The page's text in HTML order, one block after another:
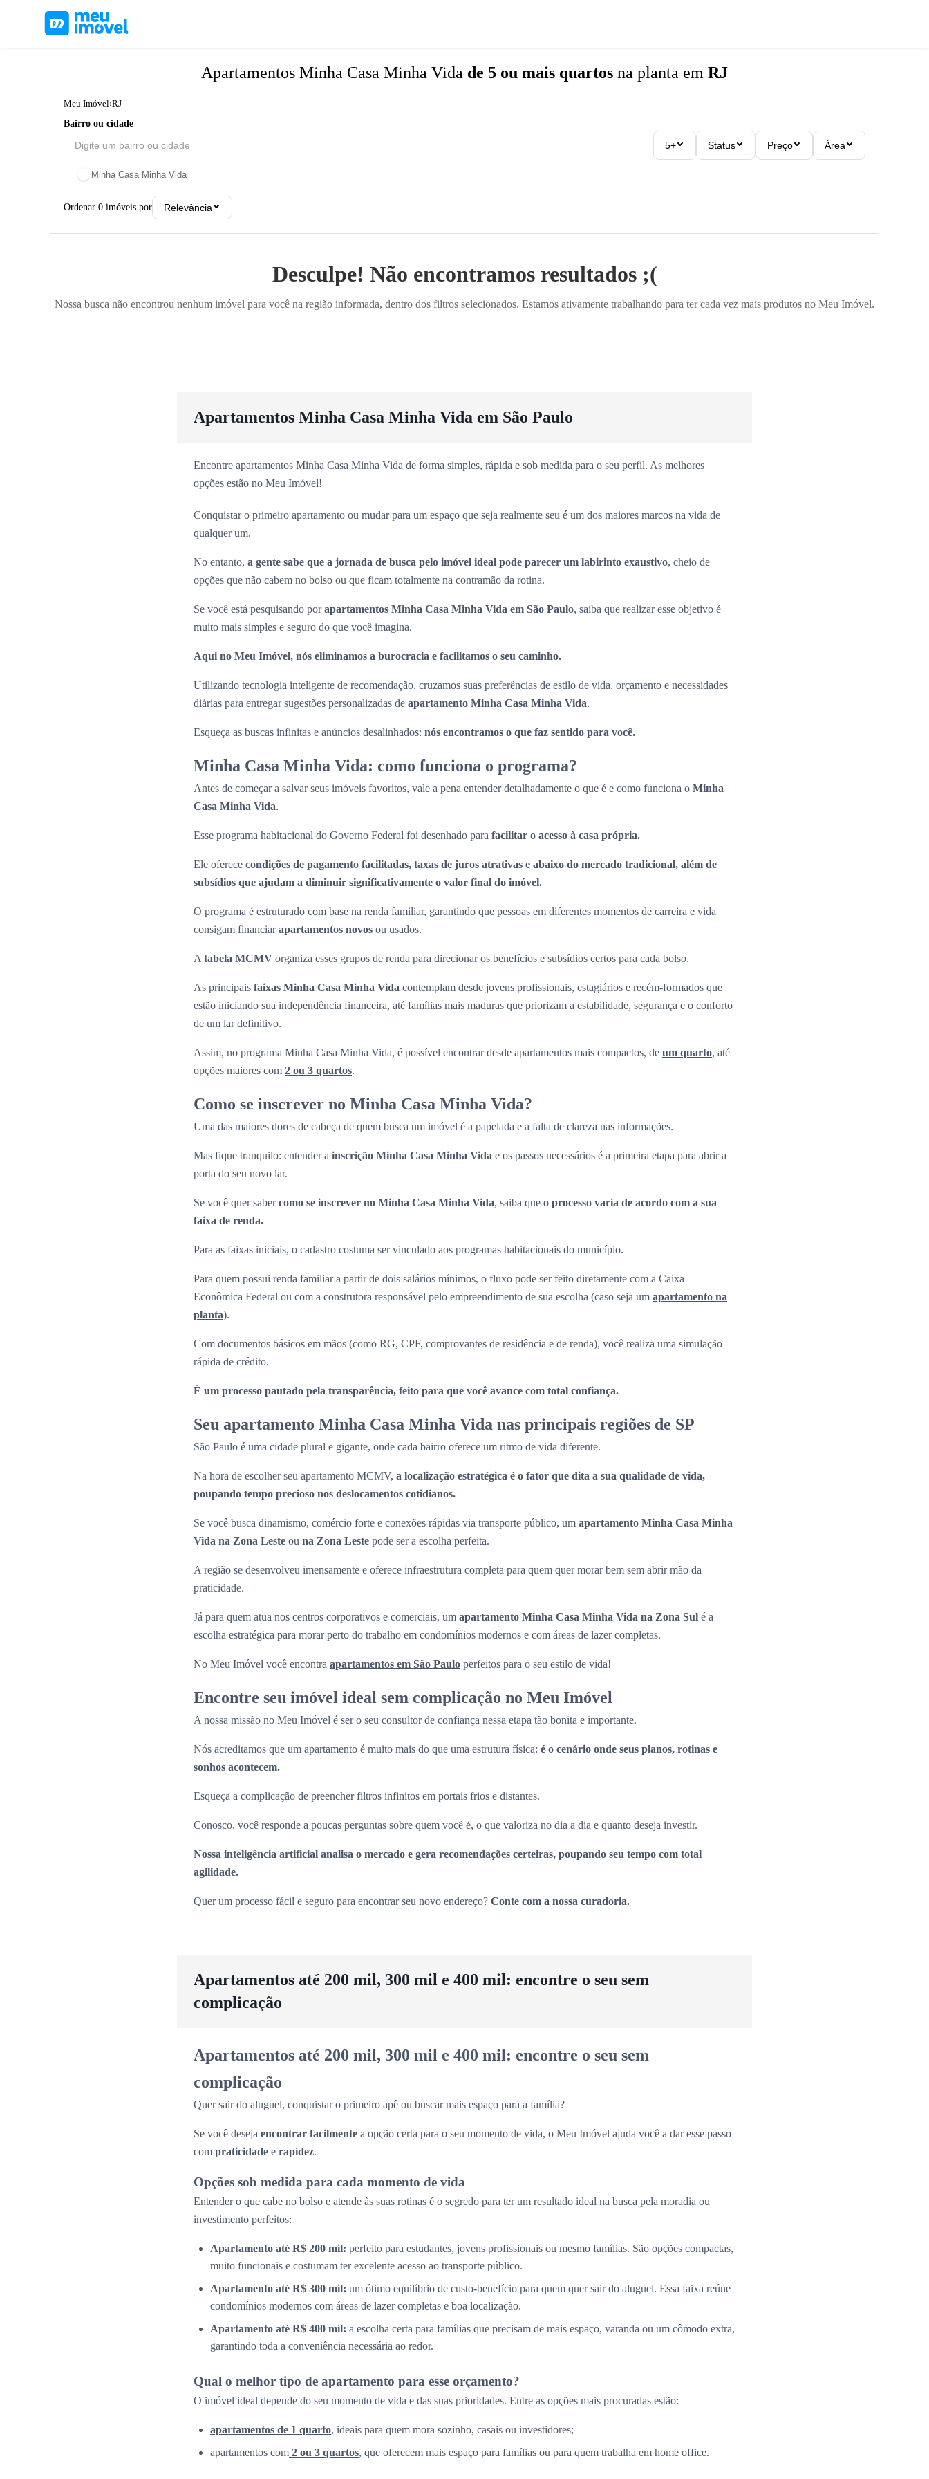
Apartamentos Minha Casa Minha Vida de 5 ou mais quartos na planta em RJ
Meu Imóvel›RJ
Bairro ou cidade
5+ Status Preço Área
Minha Casa Minha Vida
Ordenar 0 imóveis por Relevância
Desculpe! Não encontramos resultados ;(
Nossa busca não encontrou nenhum imóvel para você na região informada, dentro dos filtros selecionados. Estamos ativamente trabalhando para ter cada vez mais produtos no Meu Imóvel.
Apartamentos Minha Casa Minha Vida em São Paulo
Encontre apartamentos Minha Casa Minha Vida de forma simples, rápida e sob medida para o seu perfil. As melhores
opções estão no Meu Imóvel!
Conquistar o primeiro apartamento ou mudar para um espaço que seja realmente seu é um dos maiores marcos na vida de
qualquer um.
No entanto, a gente sabe que a jornada de busca pelo imóvel ideal pode parecer um labirinto exaustivo, cheio de
opções que não cabem no bolso ou que ficam totalmente na contramão da rotina.
Se você está pesquisando porapartamentos Minha Casa Minha Vida em São Paulo, saiba que realizar esse objetivo é
muito mais simples e seguro do que você imagina.
Aqui no Meu Imóvel, nós eliminamos a burocracia e facilitamos o seu caminho.
Utilizando tecnologia inteligente de recomendação, cruzamos suas preferências de estilo de vida, orçamento e necessidades
diárias para entregar sugestões personalizadas de apartamento Minha Casa Minha Vida.
Esqueça as buscas infinitas e anúncios desalinhados: nós encontramos o que faz sentido para você.
Minha Casa Minha Vida: como funciona o programa?
Antes de começar a salvar seus imóveis favoritos, vale a pena entender detalhadamente o que é e como funciona o Minha
Casa Minha Vida.
Esse programa habitacional do Governo Federal foi desenhado para facilitar o acesso à casa própria.
Ele oferece condições de pagamento facilitadas, taxas de juros atrativas e abaixo do mercado tradicional, além de
subsídios que ajudam a diminuir significativamente o valor final do imóvel.
O programa é estruturado com base na renda familiar, garantindo que pessoas em diferentes momentos de carreira e vida
consigam financiarapartamentos novos ou usados.
A tabela MCMV organiza esses grupos de renda para direcionar os benefícios e subsídios certos para cada bolso.
As principais faixas Minha Casa Minha Vida contemplam desde jovens profissionais, estagiários e recém-formados que
estão iniciando sua independência financeira, até famílias mais maduras que priorizam a estabilidade, segurança e o conforto
de um lar definitivo.
Assim, no programa Minha Casa Minha Vida, é possível encontrar desde apartamentos mais compactos, de um quarto, até
opções maiores com 2 ou 3 quartos.
Como se inscrever no Minha Casa Minha Vida?
Uma das maiores dores de cabeça de quem busca um imóvel é a papelada e a falta de clareza nas informações.
Mas fique tranquilo: entender a inscrição Minha Casa Minha Vida e os passos necessários é a primeira etapa para abrir a
porta do seu novo lar.
Se você quer sabercomo se inscrever no Minha Casa Minha Vida, saiba que o processo varia de acordo com a sua
faixa de renda.
Para as faixas iniciais, o cadastro costuma ser vinculado aos programas habitacionais do município.
Para quem possui renda familiar a partir de dois salários mínimos, o fluxo pode ser feito diretamente com a Caixa
Econômica Federal ou com a construtora responsável pelo empreendimento de sua escolha (caso seja um apartamento na
planta).
Com documentos básicos em mãos (como RG, CPF, comprovantes de residência e de renda), você realiza uma simulação
rápida de crédito.
É um processo pautado pela transparência, feito para que você avance com total confiança.
Seu apartamento Minha Casa Minha Vida nas principais regiões de SP
São Paulo é uma cidade plural e gigante, onde cada bairro oferece um ritmo de vida diferente.
Na hora de escolher seu apartamento MCMV, a localização estratégica é o fator que dita a sua qualidade de vida,
poupando tempo precioso nos deslocamentos cotidianos.
Se você busca dinamismo, comércio forte e conexões rápidas via transporte público, um apartamento Minha Casa Minha
Vida na Zona Leste ou na Zona Leste pode ser a escolha perfeita.
A região se desenvolveu imensamente e oferece infraestrutura completa para quem quer morar bem sem abrir mão da
praticidade.
Já para quem atua nos centros corporativos e comerciais, um apartamento Minha Casa Minha Vida na Zona Sul é a
escolha estratégica para morar perto do trabalho em condomínios modernos e com áreas de lazer completas.
No Meu Imóvel você encontra apartamentos em São Paulo perfeitos para o seu estilo de vida!
Encontre seu imóvel ideal sem complicação no Meu Imóvel
A nossa missão no Meu Imóvel é ser o seu consultor de confiança nessa etapa tão bonita e importante.
Nós acreditamos que um apartamento é muito mais do que uma estrutura física: é o cenário onde seus planos, rotinas e
sonhos acontecem.
Esqueça a complicação de preencher filtros infinitos em portais frios e distantes.
Conosco, você responde a poucas perguntas sobre quem você é, o que valoriza no dia a dia e quanto deseja investir.
Nossa inteligência artificial analisa o mercado e gera recomendações certeiras, poupando seu tempo com total
agilidade.
Quer um processo fácil e seguro para encontrar seu novo endereço? Conte com a nossa curadoria.
Apartamentos até 200 mil, 300 mil e 400 mil: encontre o seu sem
complicação
Apartamentos até 200 mil, 300 mil e 400 mil: encontre o seu sem
complicação
Quer sair do aluguel, conquistar o primeiro apê ou buscar mais espaço para a família?
Se você deseja encontrar facilmente a opção certa para o seu momento de vida, o Meu Imóvel ajuda você a dar esse passo
com praticidade e rapidez.
Opções sob medida para cada momento de vida
Entender o que cabe no bolso e atende às suas rotinas é o segredo para ter um resultado ideal na busca pela moradia ou
investimento perfeitos:
Apartamento até R$ 200 mil: perfeito para estudantes, jovens profissionais ou mesmo famílias. São opções compactas,
muito funcionais e costumam ter excelente acesso ao transporte público.
Apartamento até R$ 300 mil: um ótimo equilíbrio de custo-benefício para quem quer sair do aluguel. Essa faixa reúne
condomínios modernos com áreas de lazer completas e boa localização.
Apartamento até R$ 400 mil: a escolha certa para famílias que precisam de mais espaço, varanda ou um cômodo extra,
garantindo toda a conveniência necessária ao redor.
Qual o melhor tipo de apartamento para esse orçamento?
O imóvel ideal depende do seu momento de vida e das suas prioridades. Entre as opções mais procuradas estão:
apartamentos de 1 quarto, ideais para quem mora sozinho, casais ou investidores;
apartamentos com 2 ou 3 quartos, que oferecem mais espaço para famílias ou para quem trabalha em home office.